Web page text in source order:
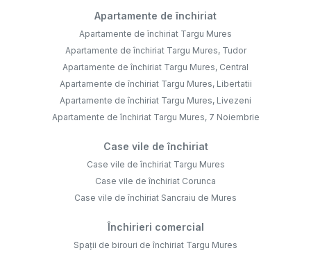
Apartamente de închiriat
Apartamente de închiriat Targu Mures
Apartamente de închiriat Targu Mures, Tudor
Apartamente de închiriat Targu Mures, Central
Apartamente de închiriat Targu Mures, Libertatii
Apartamente de închiriat Targu Mures, Livezeni
Apartamente de închiriat Targu Mures, 7 Noiembrie
Case vile de închiriat
Case vile de închiriat Targu Mures
Case vile de închiriat Corunca
Case vile de închiriat Sancraiu de Mures
Închirieri comercial
Spații de birouri de închiriat Targu Mures